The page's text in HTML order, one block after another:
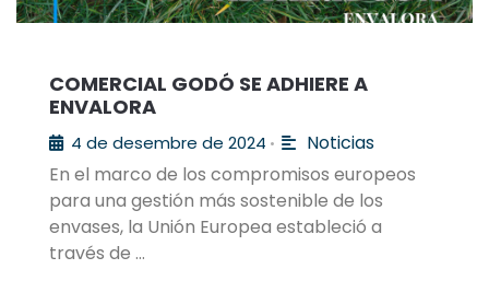
COMERCIAL GODÓ SE ADHIERE A
ENVALORA
4 de desembre de 2024 •
Noticias
En el marco de los compromisos europeos
para una gestión más sostenible de los
envases, la Unión Europea estableció a
través de …